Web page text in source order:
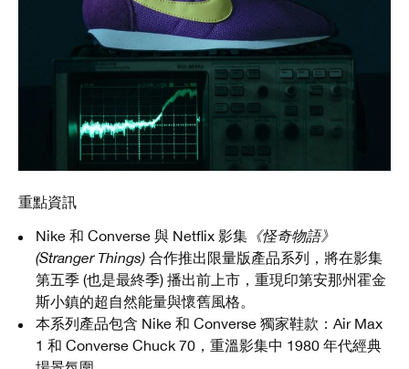
重點資訊
Nike 和 Converse 與 Netflix 影集 《怪奇物語》
(Stranger Things) 合作推出限量版產品系列，將在影集
第五季 (也是最終季) 播出前上市，重現印第安那州霍金
斯小鎮的超自然能量與懷舊風格。
本系列產品包含 Nike 和 Converse 獨家鞋款：Air Max
1 和 Converse Chuck 70，重溫影集中 1980 年代經典